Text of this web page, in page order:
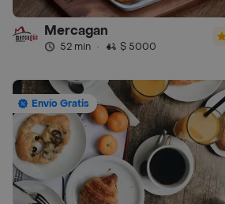
Mercagan
52 min · $ 5000
Envío Gratis